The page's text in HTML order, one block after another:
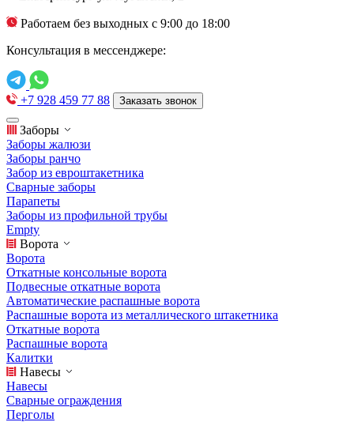
Работаем без выходных с 9:00 до 18:00
Консультация в мессенджере:
+7 928 459 77 88 Заказать звонок
Заборы
Заборы жалюзи
Заборы ранчо
Забор из евроштакетника
Сварные заборы
Парапеты
Заборы из профильной трубы
Empty
Ворота
Ворота
Откатные консольные ворота
Подвесные откатные ворота
Автоматические распашные ворота
Распашные ворота из металлического штакетника
Откатные ворота
Распашные ворота
Калитки
Навесы
Навесы
Сварные ограждения
Перголы